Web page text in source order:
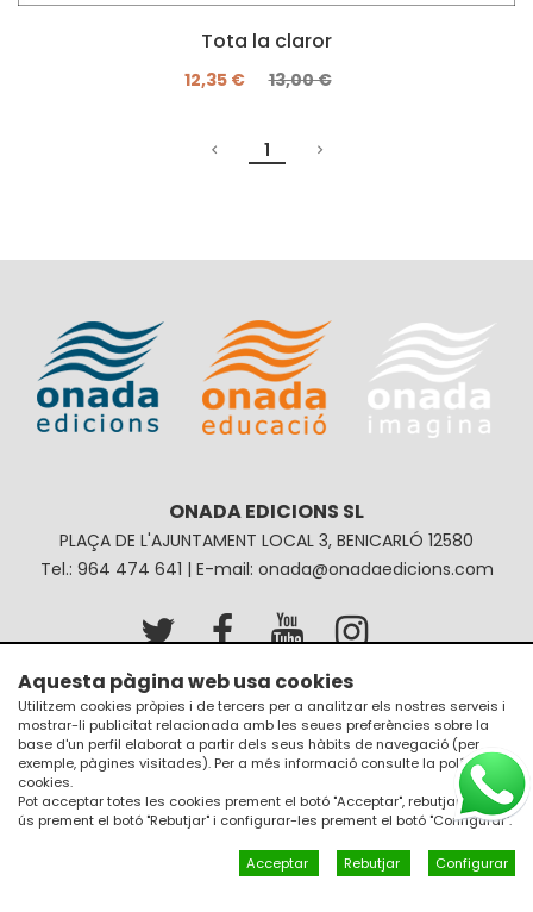
Tota la claror
12,35 € 13,00 €
1
ONADA EDICIONS SL
PLAÇA DE L'AJUNTAMENT LOCAL 3, BENICARLÓ 12580
Tel.: 964 474 641 | E-mail: onada@onadaedicions.com
Avís legal
Política de privacitat
Política de galetes
Condicions de compra
JM Disseny a internet
Aquesta pàgina web usa cookies
Utilitzem cookies pròpies i de tercers per a analitzar els nostres serveis i
mostrar-li publicitat relacionada amb les seues preferències sobre la
base d'un perfil elaborat a partir dels seus hàbits de navegació (per
exemple, pàgines visitades). Per a més informació consulte la política de
cookies.
Pot acceptar totes les cookies prement el botó "Acceptar", rebutjar el seu
ús prement el botó "Rebutjar" i configurar-les prement el botó "Configurar".
Acceptar Rebutjar Configurar